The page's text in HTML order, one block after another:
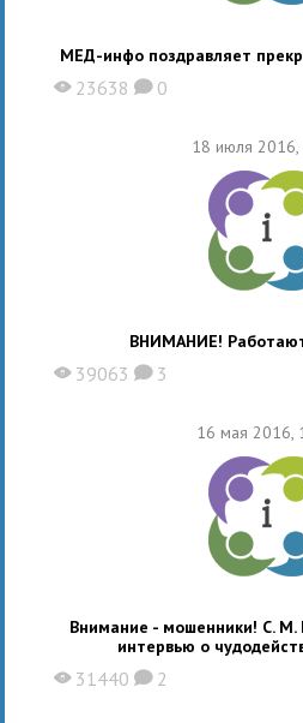
МЕД-инфо поздравляет
X 23638 K 0
18 июля 2016,
ВНИМАНИЕ!
X 39063 K 3
16 мая 2016,
Внимание - мошенники! С. М.
интервью о
X 31440 K 2